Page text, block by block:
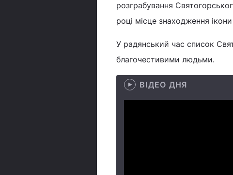
розграбування
році місце знаходження
У радянський час список
благочестивими людьми.
ВІДЕО ДНЯ